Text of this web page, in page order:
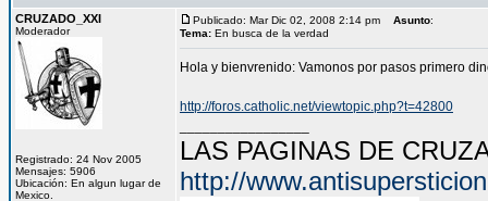
CRUZADO_XXI
Moderador
Registrado: 24 Nov 2005
Mensajes: 5906
Ubicación: En algun lugar de
Mexico.
Publicado: Mar Dic 02, 2008 2:14 pm Asunto:
Tema: En busca de la verdad
Hola y bienvrenido: Vamonos por pasos primero
http://foros.catholic.net/viewtopic.php?t=42800
LAS PAGINAS DE
http://